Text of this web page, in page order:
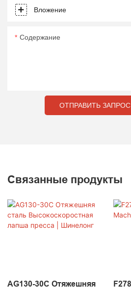
Вложение
Содержание
ОТПРАВИТЬ
Связанные продукты
AG130-30C Отяжешняя